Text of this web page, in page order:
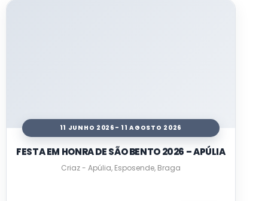
11 JUNHO 2026 - 11 AGOSTO 2026
FESTA EM HONRA DE SÃO BENTO 2026 – APÚLIA
Criaz - Apúlia, Esposende, Braga